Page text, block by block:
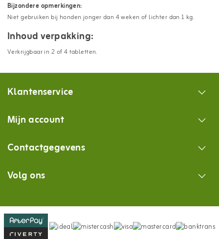
Bijzondere opmerkingen:
Niet gebruiken bij honden jonger dan 4 weken of lichter dan 1 kg.
Inhoud verpakking:
Verkrijgbaar in 2 of 4 tabletten.
Klantenservice
Mijn account
Contactgegevens
Volg ons